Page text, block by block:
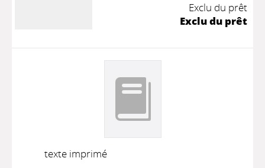
Exclu du prêt
Exclu du prêt
texte imprimé